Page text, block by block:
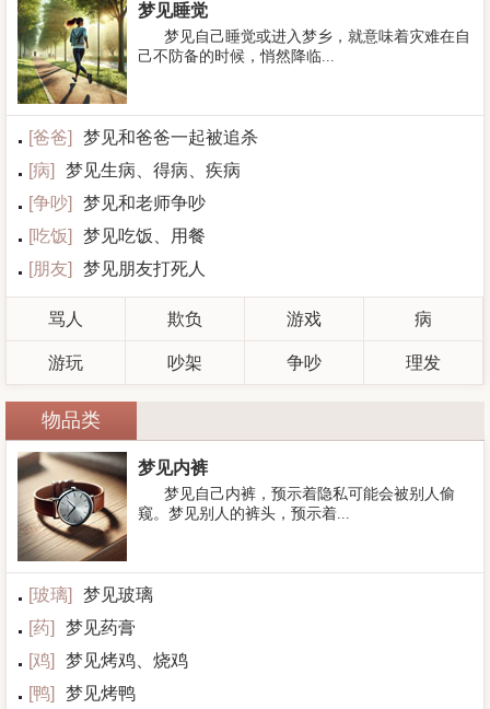
梦见睡觉
梦见自己睡觉或进入梦乡，就意味着灾难在自
己不防备的时候，悄然降临...
[爸爸]
梦见和爸爸一起被追杀
[病]
梦见生病、得病、疾病
[争吵]
梦见和老师争吵
[吃饭]
梦见吃饭、用餐
[朋友] 梦见朋友打死人
骂人 欺负 游戏 病
游玩 吵架 争吵 理发
物品类
梦见内裤
梦见自己内裤，预示着隐私可能会被别人偷
窥。梦见别人的裤头，预示着...
[玻璃]
梦见玻璃
[药]
梦见药膏
[鸡]
梦见烤鸡、烧鸡
[鸭] 梦见烤鸭